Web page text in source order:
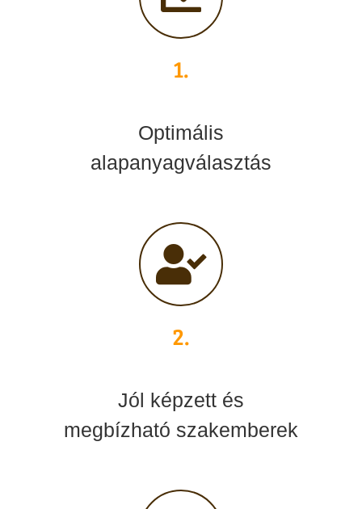
1.
Optimális
alapanyagválasztás
2.
Jól képzett és
megbízható szakemberek